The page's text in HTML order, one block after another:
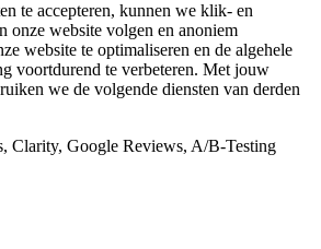
te accepteren, kunnen we klik- en
onze website volgen en anoniem
website te optimaliseren en de algehele
voortdurend te verbeteren. Met jouw
we de volgende diensten van derden
Clarity, Google Reviews, A/B-Testing